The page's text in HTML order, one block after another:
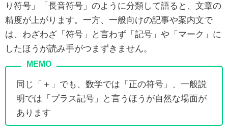
り符号」「長音符号」のように分類して語ると、文章の
精度が上がります。一方、一般向けの記事や案内文で
は、わざわざ「符号」と言わず「記号」や「マーク」に
したほうが読み手がつまずきません。
同じ「＋」でも、数学では「正の符号」、一般説
明では「プラス記号」と言うほうが自然な場面が
あります